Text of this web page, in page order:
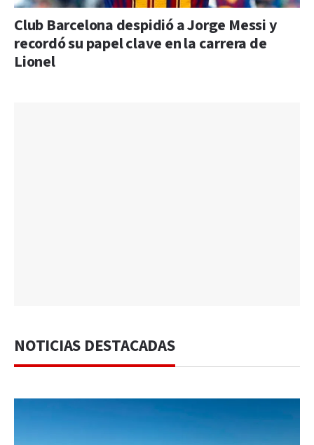
Club Barcelona despidió a Jorge Messi y
recordó su papel clave en la carrera de
Lionel
NOTICIAS DESTACADAS